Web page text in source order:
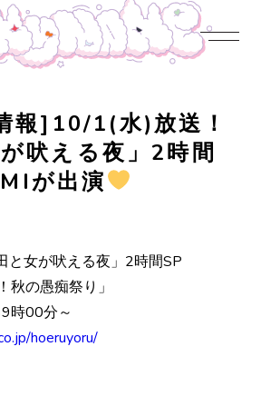
DISCOGRAPHYCONTACT
報]10/1(水)放送！
が吠える夜」2時間
が出演
と女が吠える夜」2時間SP
の愚痴祭り」
時00分～
hoeruyoru/